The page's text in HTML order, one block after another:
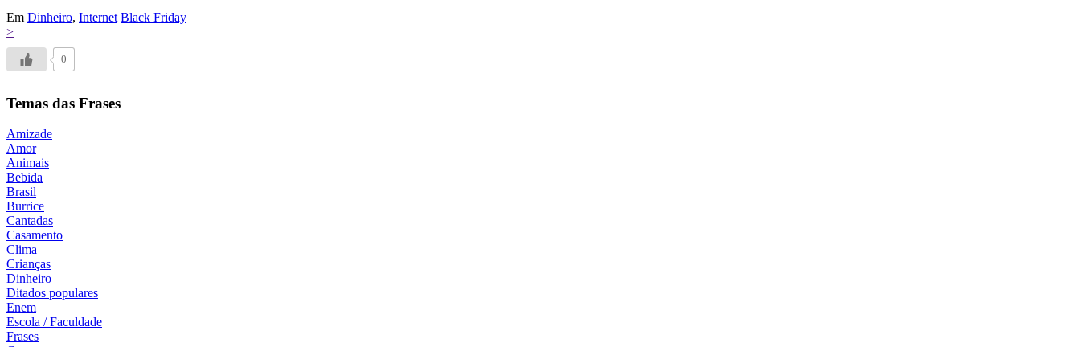
Em Dinheiro, Internet Black Friday
>
0
Temas das Frases
Amizade
Amor
Animais
Bebida
Brasil
Burrice
Cantadas
Casamento
Clima
Crianças
Dinheiro
Ditados populares
Enem
Escola / Faculdade
Frases